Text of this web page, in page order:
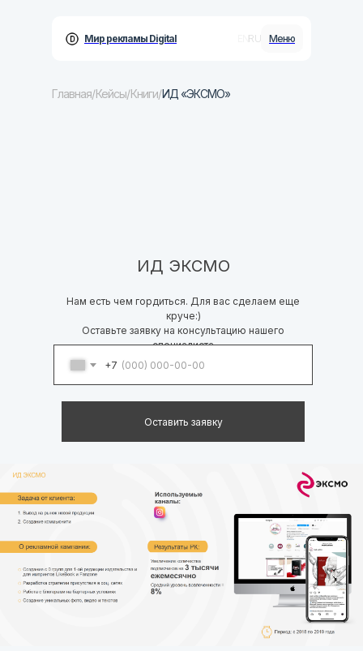
Мир рекламы Digital RU Меню
Главная/Кейсы/Книги/ИД «ЭКСМО»
Нам есть чем гордиться. Для вас сделаем еще
круче:)
Оставьте заявку на консультацию нашего
специалиста
+7
Оставить заявку
ИД ЭКСМО
*компания Meta Platforms считается
экстремистской организацией, и ее
деятельность запрещена в России.